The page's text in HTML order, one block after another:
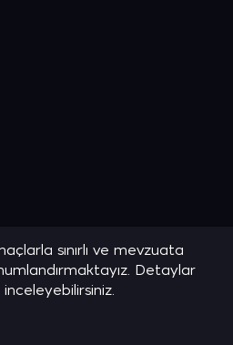
sınırlı ve mevzuata
Detaylar
inceleyebilirsiniz.